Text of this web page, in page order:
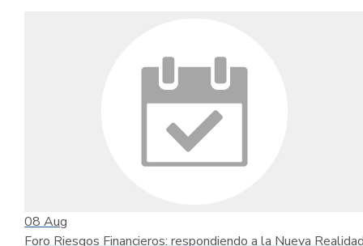
08 Aug
Foro Riesgos Financieros: respondiendo a la Nueva